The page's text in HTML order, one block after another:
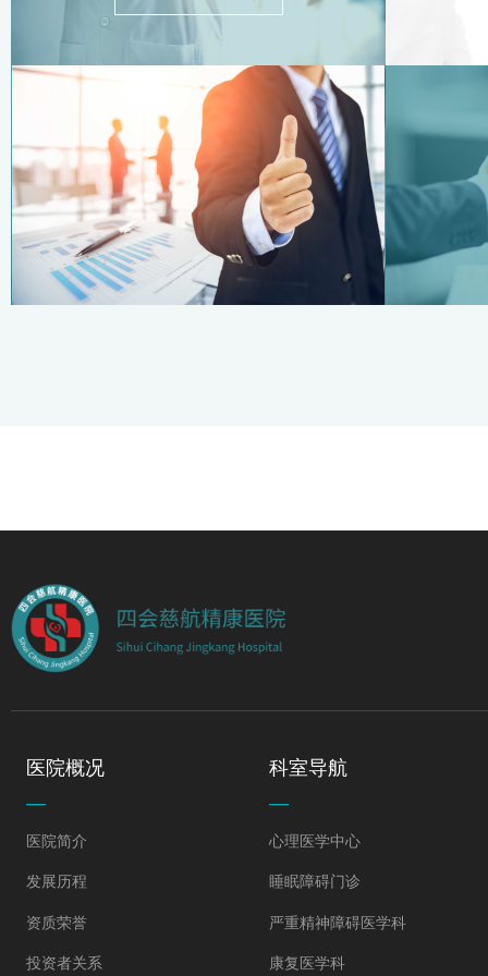
医院概况
—
医院简介
发展历程
资质荣誉
投资者关系
科室导航
—
心理医学中心
睡眠障碍门诊
严重精神障碍医学科
康复医学科